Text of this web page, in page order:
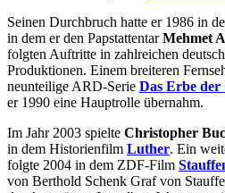
Seinen Durchbruch hatte er 1986 in
in dem er den PapstattentarMehmet
folgten Auftritte in zahlreichen
Produktionen. Einem breiteren
neunteilige ARD-Serie Das Erbe der
er 1990 eine Hauptrolle übernahm.
Im Jahr 2003 spielte Christopher
in dem Historienfilm Luther. Ein
folgte 2004 in dem ZDF-Film
von Berthold Schenk Graf von